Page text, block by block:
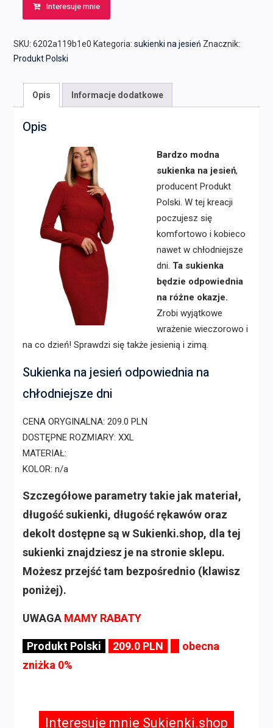
Interesuje mnie
SKU: 6202a119b1e0 Kategoria: sukienki na jesień Znacznik:
Produkt Polski
Opis Informacje dodatkowe
Opis
Bardzo modna
sukienka na jesień,
producent Produkt
Polski. W tej kreacji
poczujesz się
komfortowo i kobieco
nawet w chłodniejsze
dni. Ta sukienka
będzie odpowiednia
na różne okazje.
Zrobi wyjątkowe
wrażenie wieczorowo i
na co dzień! Sprawdzi się także jesienią i zimą.
Sukienka na jesień odpowiednia na
chłodniejsze dni
CENA ORYGINALNA: 209.0 PLN
DOSTĘPNE ROZMIARY: XXL
MATERIAŁ:
KOLOR: n/a
Szczegółowe parametry takie jak materiał,
długość sukienki, długość rękawów oraz
dekolt dostępne są w Sukienki.shop, dla tej
sukienki znajdziesz je na stronie sklepu.
Możesz przejść tam bezpośrednio (klawisz
poniżej).
UWAGA MAMY RABATY
Produkt Polski 209.0 PLN
obecna
zniżka 0%
Interesuje mnie Sukienki.shop